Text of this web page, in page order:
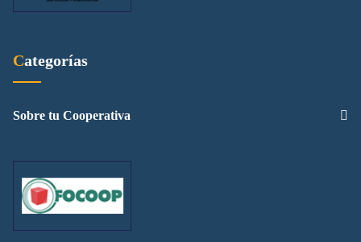
Categorías
Sobre tu Cooperativa